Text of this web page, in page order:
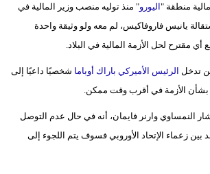
منطقة "اليورو" منذ توليه منصب وزير المالية في
يانيس فاروفاكيس، لم معه ولو وثيقة واحدة
لحل الأزمة المالية في البلاد.
تدخل الرئيس الأميركي باراك أوباما شخصيًا داعيًا إلى
الأزمة في أقرب وقت ممكن.
النمساوي وارنر فايمان، أنه في حال عدم التوصل
بين زعماء الإتحاد الأوروبي فسوف يتم اللجوء إلى